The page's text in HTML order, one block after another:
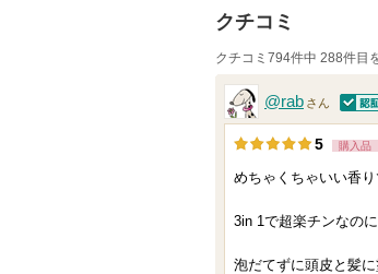
クチコミ
クチコミ794件中 288件目
@rab さん
認証
5 購入品
めちゃくちゃいい香
3in 1で超楽チンなの
泡だてずに頭皮と髪